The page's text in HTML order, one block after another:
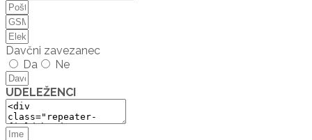
Davčni zavezanec
Da
Ne
UDELEŽENCI